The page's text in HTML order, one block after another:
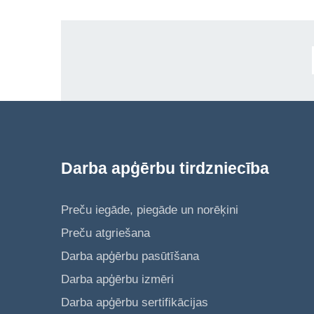
Darba apģērbu tirdzniecība
Preču iegāde, piegāde un norēķini
Preču atgriešana
Darba apģērbu pasūtīšana
Darba apģērbu izmēri
Darba apģērbu sertifikācijas